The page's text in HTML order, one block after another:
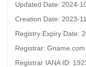
Updated Date: 2024-
Creation Date: 2023-
Registry Expiry Date:
Registrar: Gname.com
Registrar IANA ID: